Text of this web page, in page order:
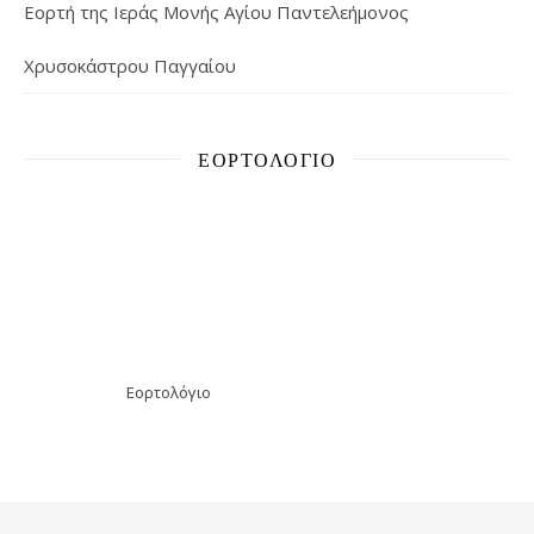
Εορτή της Ιεράς Μονής Αγίου Παντελεήμονος
Χρυσοκάστρου Παγγαίου
ΕΟΡΤΟΛΌΓΙΟ
Εορτολόγιο